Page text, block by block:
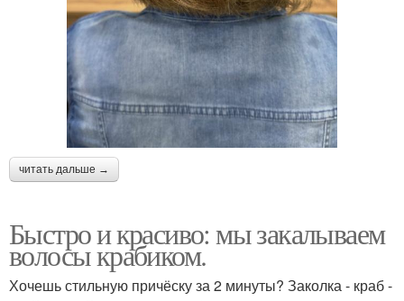
читать дальше →
Быстро и красиво: мы закалываем
волосы крабиком.
Хочешь стильную причёску за 2 минуты? Заколка - краб -